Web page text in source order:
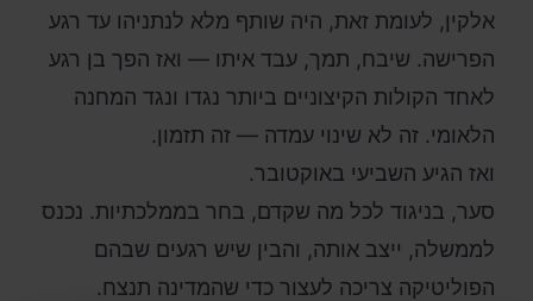
אלקין, לעומת זאת, היה שותף מלא לנתניהו עד רגע
הפרישה. שיבח, תמך, עבד איתו — ואז הפך בן רגע
לאחד הקולות הקיצוניים ביותר נגדו ונגד המחנה
הלאומי. זה לא שינוי עמדה — זה תזמון.
ואז הגיע השביעי באוקטובר.
סער, בניגוד לכל מה שקדם, בחר בממלכתיות. נכנס
לממשלה, ייצב אותה, והבין שיש רגעים שבהם
הפוליטיקה צריכה לעצור כדי שהמדינה תנצח.